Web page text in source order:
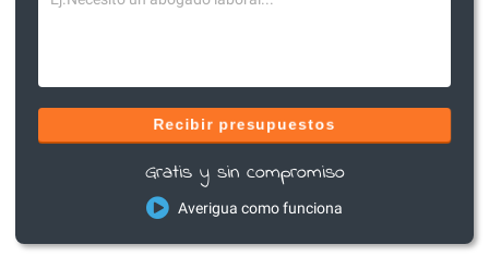
Recibir presupuestos
Gratis y sin compromiso
Averigua como funciona